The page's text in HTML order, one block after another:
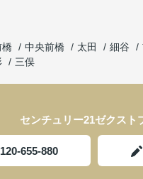
中央前橋 太田 細谷
三俣
センチュリー21ゼクスト
655-880